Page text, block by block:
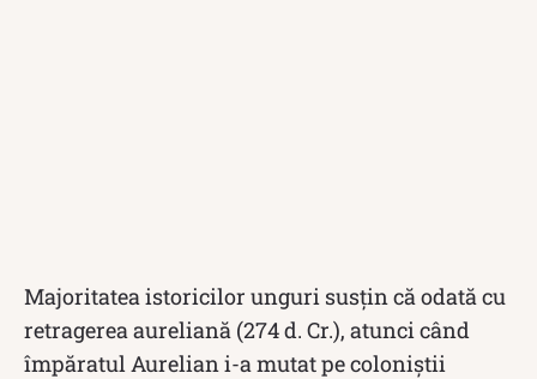
Majoritatea istoricilor unguri susțin că odată cu
retragerea aureliană (274 d. Cr.), atunci când
împăratul Aurelian i-a mutat pe coloniştii